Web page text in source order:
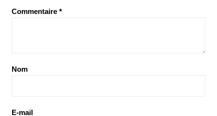
Commentaire *
Nom
E-mail